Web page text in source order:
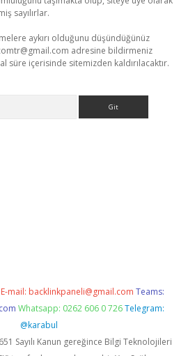
sayılırlar.
aykırı olduğunu düşündüğünüz
adresine bildirmeniz
süre içerisinde sitemizden kaldırılacaktır.
E-mail: backlinkpaneli@gmail.com Teams:
Whatsapp: 0262 606 0 726 Telegram:
@karabul
Sayılı Kanun gereğince Bilgi Teknolojileri